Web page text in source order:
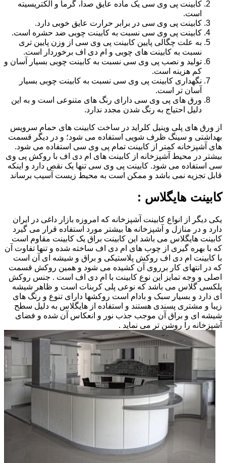
کابینت پی وی سی یک ماده عایق صدا، گرما و الکتریسیته
است.
کابینت پی وی سی در برابر حرارت عایق خوبی دارد.
کابینت پی وی سی نسبت به کابینت چوبی ضد حشره است.
به علت چگالی پایین کابینت پی وی سی از وزن پایین تری
نسبت به کابینت های چوبی و ام دی اف برخوردار است.
تولید و نصب پی وی سی نسبت به کابینت چوبی بسیار آسان و
کم هزینه است.
نگهداری کابینت پی وی سی نسبت به کابینت چوبی بسیار
آسان تر است.
ورق های پی وی سی دارای رنگ های متنوعی است و به این
دلیل احتیاج به رنگ شدن مجدد ندارد.
از ورق های پلی وینیل کلراید در ساخت کابینت های حمام سرویس
بهداشتی و سینگ ظرف شویی استفاده می شود؛ و در دیگر قسمت
های آشپزخانه کمتر از کابینت تمام پی وی سی استفاده می شود.
بیشتر در محیط آشپزخانه از کابینت های ام دی اف با روکش پی وی
سی استفاده می شود. کابینت پی وی سی تنها یک نقص دارد و اینکه
قابل تجزیه نمی باشد و ممکن است به محیط زیست آسیب برساند
کابینت هایگلاس :
یکی دیگر از انواع کابینت آشپزخانه که امروزه بازار داغی در ایران
دارد و در منازل و آشپزخانه ها بیشتر مورد استفاده قرار می گیرد
کابینت هایگلاس می باشد این کابینت براق یک کابینت مقاوم است
که با بهره گیری از چوب های ام دی اف ساخته شده و تنها تفاوت آن
با کابینت ام دی اف روکش پلاستیکی و براق و شیشه ای آن است
که در انتهای کار برروی آن کشیده می شود و همین روکش قسمت
اصلی و وجه تمایز این نوع کابینت با ام دی اف است . جنس روکش
پلکسی گلاس می باشد که نوعی پلی کربنات است و ظاهر شیشه
ای دارد و بسیار سبک و بادام است روکشها دارای تنوع و رنگ های
زیبا و مشتری پسندی هستند و استفاده از هایگلاس به دلیل سطح
شیشه ای و براق آن موجب جذب نور و انعکاس آن شده و فضای
آشپزخانه را روشن تر می نماید .